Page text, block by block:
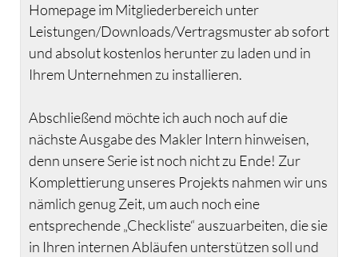
Homepage im Mitgliederbereich unter
Leistungen/Downloads/Vertragsmuster ab sofort
und absolut kostenlos herunter zu laden und in
Ihrem Unternehmen zu installieren.
Abschließend möchte ich auch noch auf die
nächste Ausgabe des Makler Intern hinweisen,
denn unsere Serie ist noch nicht zu Ende! Zur
Komplettierung unseres Projekts nahmen wir uns
nämlich genug Zeit, um auch noch eine
entsprechende „Checkliste“ auszuarbeiten, die sie
in Ihren internen Abläufen unterstützen soll und